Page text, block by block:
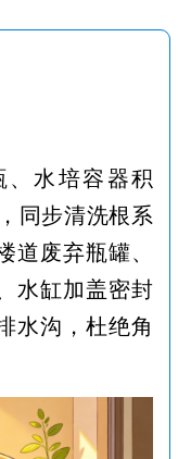
、水培容器积
同步清洗根系
道废弃瓶罐、
水缸加盖密封
水沟，杜绝角